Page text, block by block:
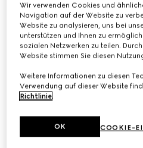
CHF 290
Variantenbeigefarbener und
Wir verwenden Cookies und
Navigation auf der Website zu
Website zu analysieren, uns bei
unterstützen und Ihnen zu
sozialen Netzwerken zu teilen.
Website stimmen Sie diesen
Weitere Informationen zu diesen
Verwendung auf dieser Website
Richtlinie.
COOKIE-
OK